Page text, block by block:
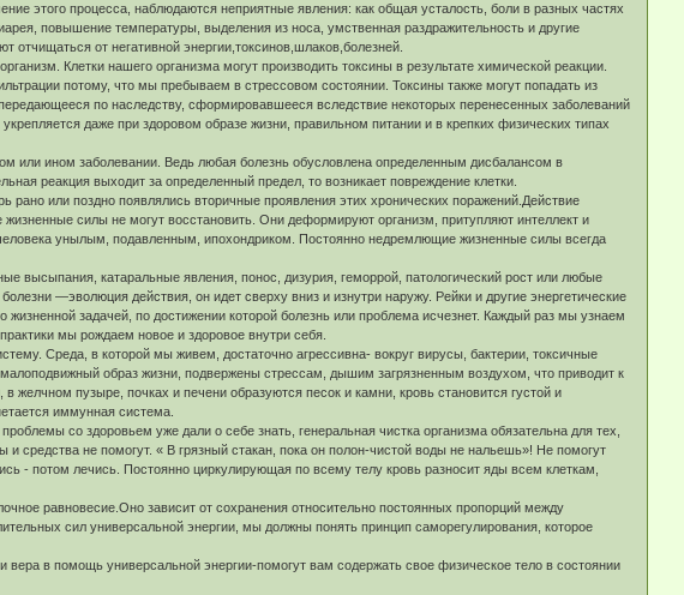
этого процесса, наблюдаются неприятные явления: как общая усталость, боли в разных частях
повышение температуры, выделения из носа, умственная раздражительность и другие
отчищаться от негативной энергии,токсинов,шлаков,болезней.
Клетки нашего организма могут производить токсины в результате химической реакции.
потому, что мы пребываем в стрессовом состоянии. Токсины также могут попадать из
по наследству, сформировавшееся вследствие некоторых перенесенных заболеваний
даже при здоровом образе жизни, правильном питании и в крепких физических типах
или ином заболевании. Ведь любая болезнь обусловлена определенным дисбалансом в
реакция выходит за определенный предел, то возникает повреждение клетки.
или поздно появлялись вторичные проявления этих хронических поражений.Действие
силы не могут восстановить. Они деформируют организм, притупляют интеллект и
унылым, подавленным, ипохондриком. Постоянно недремлющие жизненные силы всегда
высыпания, катаральные явления, понос, дизурия, геморрой, патологический рост или любые
—эволюция действия, он идет сверху вниз и изнутри наружу. Рейки и другие энергетические
задачей, по достижении которой болезнь или проблема исчезнет. Каждый раз мы узнаем
мы рождаем новое и здоровое внутри себя.
Среда, в которой мы живем, достаточно агрессивна- вокруг вирусы, бактерии, токсичные
образ жизни, подвержены стрессам, дышим загрязненным воздухом, что приводит к
пузыре, почках и печени образуются песок и камни, кровь становится густой и
иммунная система.
со здоровьем уже дали о себе знать, генеральная чистка организма обязательна для тех,
средства не помогут. « В грязный стакан, пока он полон-чистой воды не нальешь»! Не помогут
- потом лечись. Постоянно циркулирующая по всему телу кровь разносит яды всем клеткам,
равновесие.Оно зависит от сохранения относительно постоянных пропорций между
сил универсальной энергии, мы должны понять принцип саморегулирования, которое
в помощь универсальной энергии-помогут вам содержать свое физическое тело в состоянии